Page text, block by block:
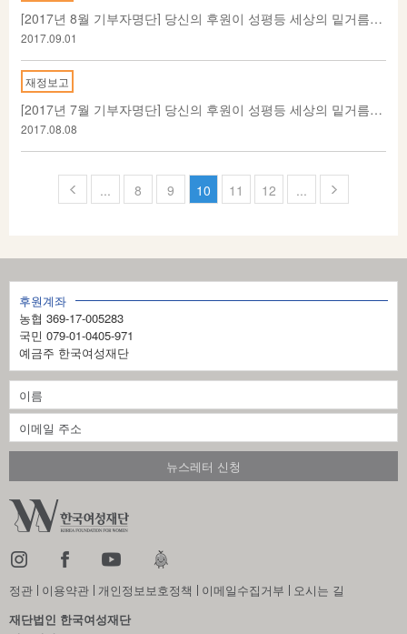
[2017년 8월 기부자명단] 당신의 후원이 성평등 세상의 밑거름이 됩니다
2017.09.01
재정보고
[2017년 7월 기부자명단] 당신의 후원이 성평등 세상의 밑거름이 됩니다
2017.08.08
0
의
1
... 8 9 10 11 12 ...
후원계좌
농협 369-17-005283
국민 079-01-0405-971
예금주 한국여성재단
정관 이용약관 개인정보보호정책 이메일수집거부
오시는 길
재단법인 한국여성재단